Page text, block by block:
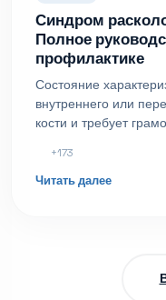
Синдром
Полное
профилактике
Состояние
внутреннего или
кости и требует
стрессовый перелом.
+173
Читать далее